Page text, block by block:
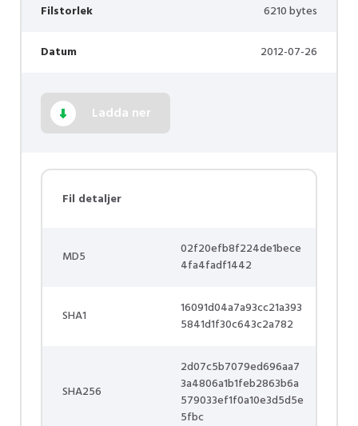
Filstorlek 6210 bytes
Datum 2012-07-26
Ladda ner
Fil detaljer
MD5
02f20efb8f224de1bece
4fa4fadf1442
SHA1
16091d04a7a93cc21a393
5841d1f30c643c2a782
SHA256
2d07c5b7079ed696aa7
3a4806a1b1feb2863b6a
579033ef1f0a10e3d5d5e
5fbc